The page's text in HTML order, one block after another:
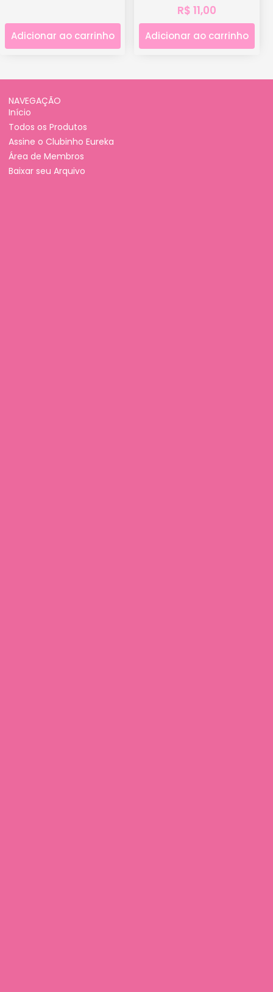
Adicionar ao carrinho
R$ 11,00
Adicionar ao carrinho
NAVEGAÇÃO
Início
Todos os Produtos
Assine o Clubinho Eureka
Área de Membros
Baixar seu Arquivo